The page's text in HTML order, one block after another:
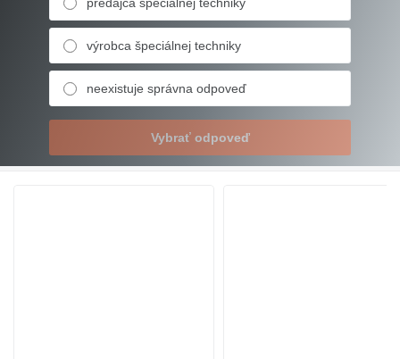
výrobca špeciálnej techniky
neexistuje správna odpoveď
Vybrať odpoveď